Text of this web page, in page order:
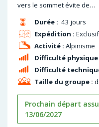
vers le sommet évite de…
Durée : 43 jours
Difficulté physique
Expédition : Exclusif
Difficulté
Activité : Alpinisme
Taille du groupe :
Prochain départ
13/06/2027